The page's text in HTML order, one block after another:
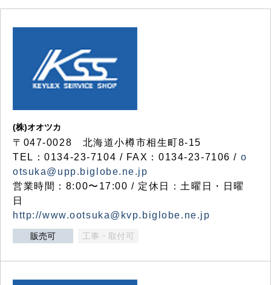
(株)オオツカ
〒047-0028 北海道小樽市相生町8-15
TEL：0134-23-7104 / FAX：0134-23-7106 / o
otsuka@upp.biglobe.ne.jp
営業時間：8:00〜17:00 / 定休日：土曜日・日曜
日
http://www.ootsuka@kvp.biglobe.ne.jp
販売可 工事・取付可